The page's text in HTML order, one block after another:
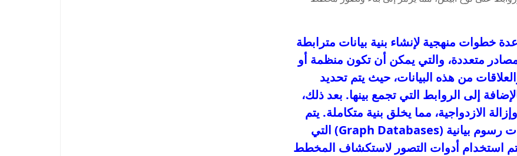
خطوات منهجية لإنشاء بنية بيانات مترابطة
متعددة، والتي يمكن أن تكون منظمة أو
من هذه البيانات، حيث يتم تحديد
إلى الروابط التي تجمع بينها. بعد ذلك،
الازدواجية، مما يخلق بنية متكاملة. يتم
تخزين مخطط المعرفة عادةً في قواعد بيانات رسوم بيانية (Graph Databases) التي
يتم استخدام أدوات التصور لاستكشاف المخطط